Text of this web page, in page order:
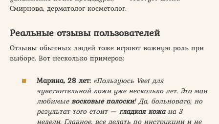
Смирнова, дерматолог-косметолог.
Реальные отзывы пользователей
Отзывы обычных людей тоже играют важную роль при
выборе. Вот несколько примеров:
Марина, 28 лет: «Пользуюсь Veet для
чувствительной кожи уже несколько лет. Это мои
любимыевосковые полоски! Да, больновато, но
результат того стоит — гладкая кожана 3
недели. Главное, все делать по инструкции и не